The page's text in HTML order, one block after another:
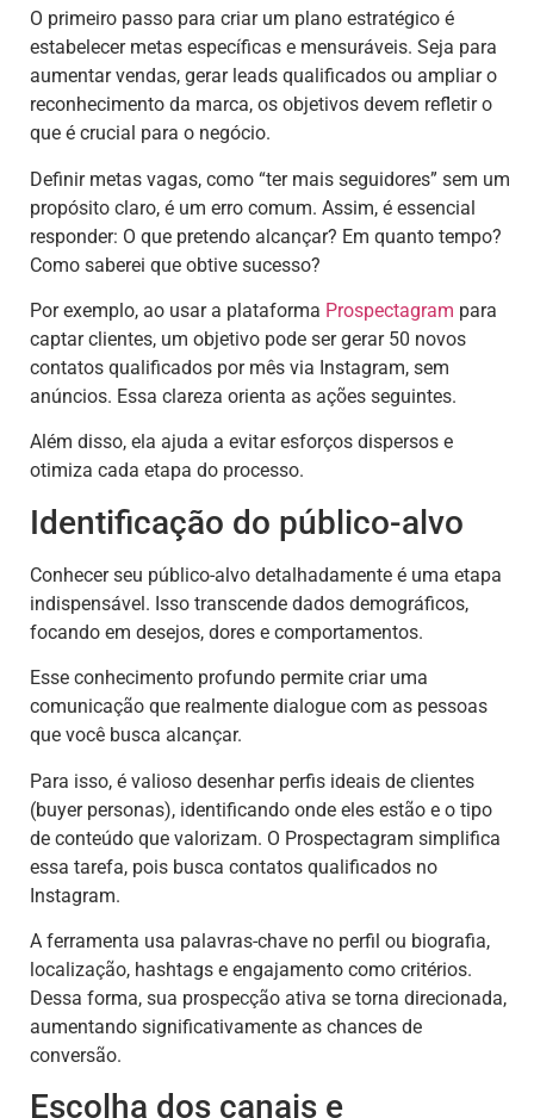
O primeiro passo para criar um plano estratégico é
estabelecer metas específicas e mensuráveis. Seja para
aumentar vendas, gerar leads qualificados ou ampliar o
reconhecimento da marca, os objetivos devem refletir o
que é crucial para o negócio.
Definir metas vagas, como “ter mais seguidores” sem um
propósito claro, é um erro comum. Assim, é essencial
responder: O que pretendo alcançar? Em quanto tempo?
Como saberei que obtive sucesso?
Por exemplo, ao usar a plataforma Prospectagram para
captar clientes, um objetivo pode ser gerar 50 novos
contatos qualificados por mês via Instagram, sem
anúncios. Essa clareza orienta as ações seguintes.
Além disso, ela ajuda a evitar esforços dispersos e
otimiza cada etapa do processo.
Identificação do público-alvo
Conhecer seu público-alvo detalhadamente é uma etapa
indispensável. Isso transcende dados demográficos,
focando em desejos, dores e comportamentos.
Esse conhecimento profundo permite criar uma
comunicação que realmente dialogue com as pessoas
que você busca alcançar.
Para isso, é valioso desenhar perfis ideais de clientes
(buyer personas), identificando onde eles estão e o tipo
de conteúdo que valorizam. O Prospectagram simplifica
essa tarefa, pois busca contatos qualificados no
Instagram.
A ferramenta usa palavras-chave no perfil ou biografia,
localização, hashtags e engajamento como critérios.
Dessa forma, sua prospecção ativa se torna direcionada,
aumentando significativamente as chances de
conversão.
Escolha dos canais e